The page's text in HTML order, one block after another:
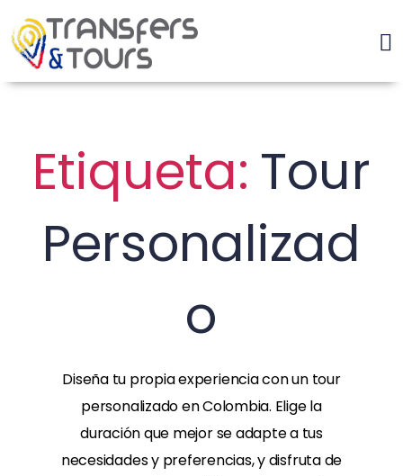
Etiqueta: Tour
Personalizad
O
Diseña tu propia experiencia con un tour
personalizado en Colombia. Elige la
duración que mejor se adapte a tus
necesidades y preferencias, y disfruta de